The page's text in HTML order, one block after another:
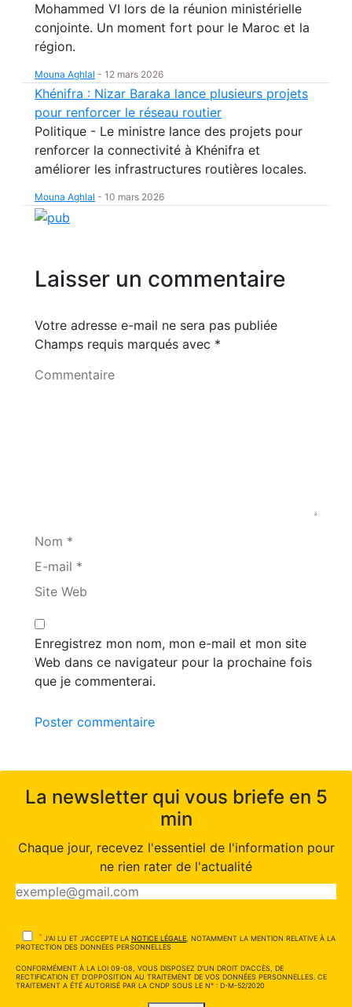
Mohammed VI lors de la réunion ministérielle
conjointe. Un moment fort pour le Maroc et la
région.
Mouna Aghlal - 12 mars 2026
Khénifra : Nizar Baraka lance plusieurs projets
pour renforcer le réseau routier
Politique - Le ministre lance des projets pour
renforcer la connectivité à Khénifra et
améliorer les infrastructures routières locales.
Mouna Aghlal - 10 mars 2026
Laisser un commentaire
Votre adresse e-mail ne sera pas publiée
Champs requis marqués avec *
Commentaire
Nom *
E-mail *
Site Web
Enregistrez mon nom, mon e-mail et mon site
Web dans ce navigateur pour la prochaine fois
que je commenterai.
Poster commentaire
La newsletter qui vous briefe en 5
min
Chaque jour, recevez l'essentiel de l'information pour
ne rien rater de l'actualité
* J'AI LU ET J'ACCEPTE LA NOTICE LÉGALE , NOTAMMENT LA MENTION RELATIVE À LA
PROTECTION DES DONNÉES PERSONNELLES
CONFORMÉMENT À LA LOI 09-08, VOUS DISPOSEZ D'UN DROIT D'ACCÈS, DE
RECTIFICATION ET D'OPPOSITION AU TRAITEMENT DE VOS DONNÉES PERSONNELLES. CE
TRAITEMENT A ÉTÉ AUTORISÉ PAR LA CNDP SOUS LE N° : D-M-52/2020